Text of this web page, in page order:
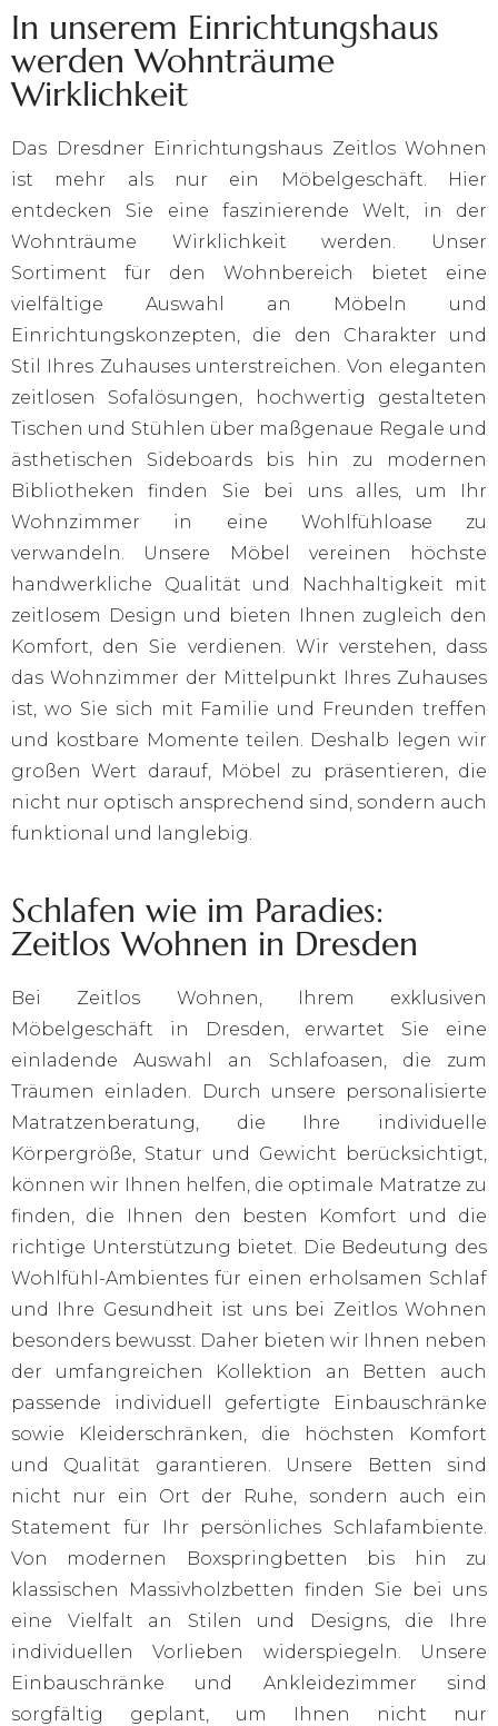
In unserem Einrichtungshaus
werden Wohnträume
Wirklichkeit
Das Dresdner Einrichtungshaus Zeitlos Wohnen
ist mehr als nur ein Möbelgeschäft. Hier
entdecken Sie eine faszinierende Welt, in der
Wohnträume Wirklichkeit werden. Unser
Sortiment für den Wohnbereich bietet eine
vielfältige Auswahl an Möbeln und
Einrichtungskonzepten, die den Charakter und
Stil Ihres Zuhauses unterstreichen. Von eleganten
zeitlosen Sofalösungen, hochwertig gestalteten
Tischen und Stühlen über maßgenaue Regale und
ästhetischen Sideboards bis hin zu modernen
Bibliotheken finden Sie bei uns alles, um Ihr
Wohnzimmer in eine Wohlfühloase zu
verwandeln. Unsere Möbel vereinen höchste
handwerkliche Qualität und Nachhaltigkeit mit
zeitlosem Design und bieten Ihnen zugleich den
Komfort, den Sie verdienen. Wir verstehen, dass
das Wohnzimmer der Mittelpunkt Ihres Zuhauses
ist, wo Sie sich mit Familie und Freunden treffen
und kostbare Momente teilen. Deshalb legen wir
großen Wert darauf, Möbel zu präsentieren, die
nicht nur optisch ansprechend sind, sondern auch
funktional und langlebig.
Schlafen wie im Paradies:
Zeitlos Wohnen in Dresden
Bei Zeitlos Wohnen, Ihrem exklusiven
Möbelgeschäft in Dresden, erwartet Sie eine
einladende Auswahl an Schlafoasen, die zum
Träumen einladen. Durch unsere personalisierte
Matratzenberatung, die Ihre individuelle
Körpergröße, Statur und Gewicht berücksichtigt,
können wir Ihnen helfen, die optimale Matratze zu
finden, die Ihnen den besten Komfort und die
richtige Unterstützung bietet. Die Bedeutung des
Wohlfühl-Ambientes für einen erholsamen Schlaf
und Ihre Gesundheit ist uns bei Zeitlos Wohnen
besonders bewusst. Daher bieten wir Ihnen neben
der umfangreichen Kollektion an Betten auch
passende individuell gefertigte Einbauschränke
sowie Kleiderschränken, die höchsten Komfort
und Qualität garantieren. Unsere Betten sind
nicht nur ein Ort der Ruhe, sondern auch ein
Statement für Ihr persönliches Schlafambiente.
Von modernen Boxspringbetten bis hin zu
klassischen Massivholzbetten finden Sie bei uns
eine Vielfalt an Stilen und Designs, die Ihre
individuellen Vorlieben widerspiegeln. Unsere
Einbauschränke und Ankleidezimmer sind
sorgfältig geplant, um Ihnen nicht nur